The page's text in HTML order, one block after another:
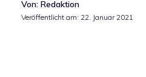
Von: Redaktion
Veröffentlicht am: 22. Januar 2021